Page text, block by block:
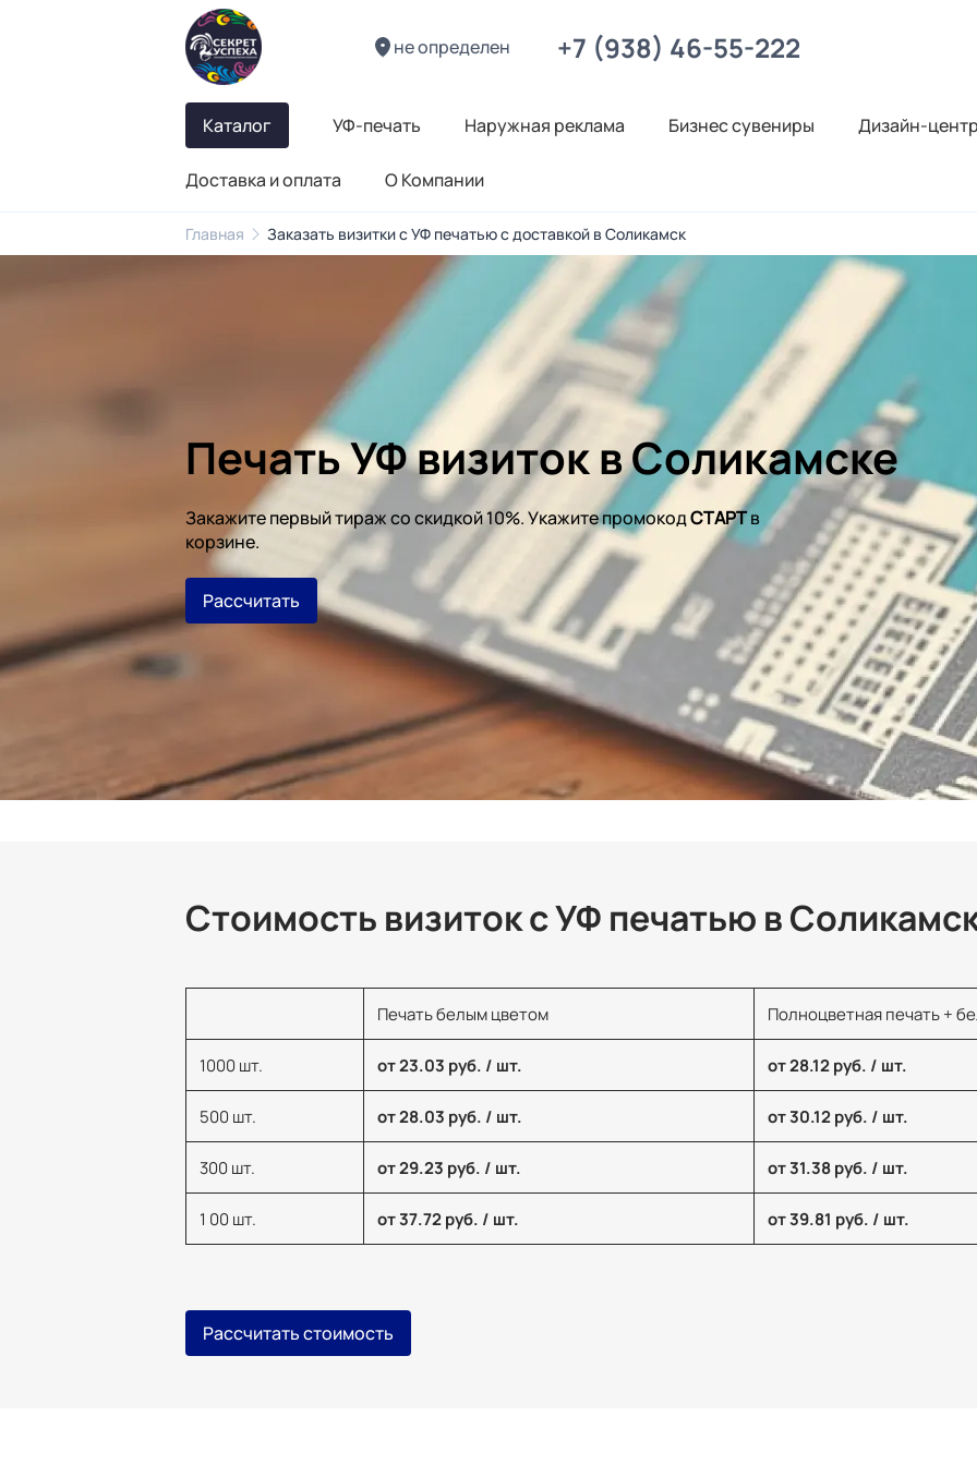
не определен +7 (938) 46-55-222
Каталог УФ-печать Наружная реклама Бизнес сувениры Дизайн-
Доставка и оплата О Компании
Главная Заказать визитки с УФ печатью с доставкой в Соликамск
Печать УФ визиток в Соликамске
Закажите первый тираж со скидкой 10%. Укажите промокодСТАРТв
корзине.
Рассчитать
Стоимость визиток с УФ печатью в
Печать белым цветом Полноцветная печать +
1000 шт. от 23.03 руб. / шт. от 28.12 руб. / шт.
500 шт. от 28.03 руб. / шт. от 30.12 руб. / шт.
300 шт. от 29.23 руб. / шт. от 31.38 руб. / шт.
1 00 шт. от 37.72 руб. / шт. от 39.81 руб. / шт.
Рассчитать стоимость